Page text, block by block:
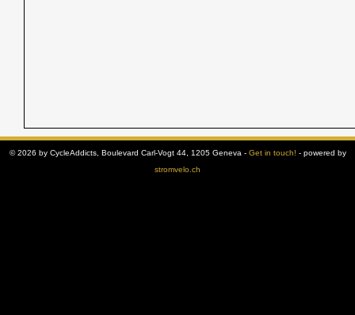
© 2026 by CycleAddicts, Boulevard Carl-Vogt 44, 1205 Geneva - Get in touch! - powered by
stromvelo.ch